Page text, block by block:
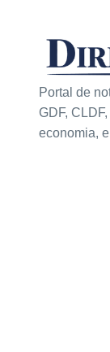
Portal de
GDF,
economia,